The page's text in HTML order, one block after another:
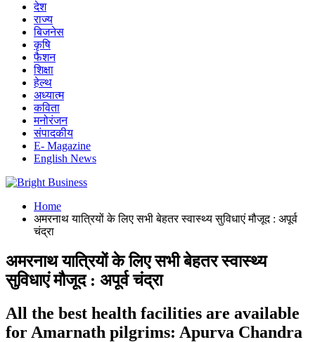
देश
राज्य
बिजनेस
कृषि
फैशन
शिक्षा
हेल्थ
अध्यात्म
कविता
मनोरंजन
संपादकीय
E- Magazine
English News
Home
अमरनाथ यात्रियों के लिए सभी बेहतर स्वास्थ्य सुविधाएं मौजूद : अपूर्व
चंद्रा
अमरनाथ यात्रियों के लिए सभी बेहतर स्वास्थ्य
सुविधाएं मौजूद : अपूर्व चंद्रा
All the best health facilities are available
for Amarnath pilgrims: Apurva Chandra